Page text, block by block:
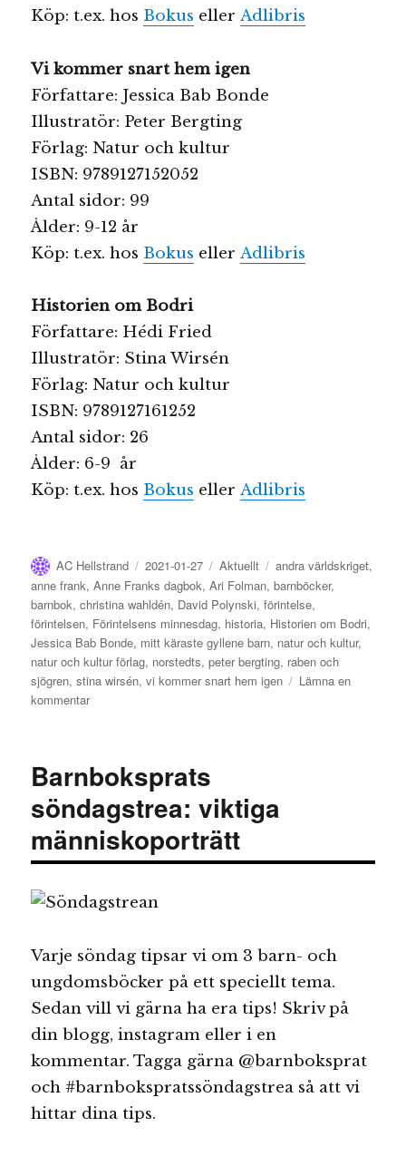
Köp: t.ex. hos Bokus ellerAdlibris
Vi kommer snart hem igen
Författare: Jessica Bab Bonde
Illustratör: Peter Bergting
Förlag: Natur och kultur
ISBN: 9789127152052
Antal sidor: 99
Ålder: 9-12 år
Köp: t.ex. hos Bokus ellerAdlibris
Historien om Bodri
Författare: Hédi Fried
Illustratör: Stina Wirsén
Förlag: Natur och kultur
ISBN: 9789127161252
Antal sidor: 26
Ålder: 6-9 år
Köp: t.ex. hos Bokus ellerAdlibris
Författare
AC Hellstrand
Publicerat
den
2021-01-27 Kategorier
Aktuellt Etiketter
andra världskriget,
anne frank,Anne Franks dagbok,Ari Folman,barnböcker,
barnbok,christina wahldén, David Polynski,förintelse,
förintelsen, Förintelsens minnesdag, historia, Historien om Bodri,
Jessica Bab Bonde, mitt käraste gyllene barn, natur och kultur,
natur och kultur förlag, norstedts,peter bergting, raben och
sjögren,stina wirsén,vi kommer snart hem igen
Lämna en
kommentartill
Barnboksprats
söndagstrea: viktiga
människoporträtt
Varje söndag tipsar vi om 3 barn- och
ungdomsböcker på ett speciellt tema.
Sedan vill vi gärna ha era tips! Skriv på
din blogg, instagram eller i en
kommentar. Tagga gärna @barnboksprat
och #barnbokspratssöndagstrea så att vi
hittar dina tips.